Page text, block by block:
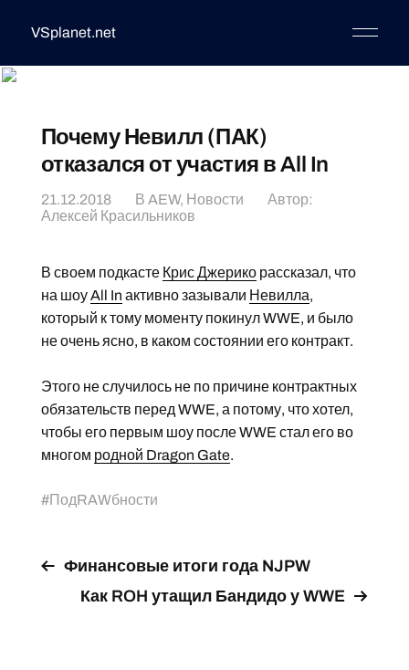
VSplanet.net
Почему Невилл (ПАК)
отказался от участия в All In
21.12.2018 В AEW, Новости
Автор:
Алексей Красильников
В своем подкасте Крис Джерикорассказал, что
на шоуAll In активно зазывали Невилла,
который к тому моменту покинул WWE, и было
не очень ясно, в каком состоянии его контракт.
Этого не случилось не по причине контрактных
обязательств перед WWE, а потому, что хотел,
чтобы его первым шоу после WWE стал его во
многом родной Dragon Gate.
#ПодRAWбности
Финансовые итоги года NJPW
Как ROH утащил Бандидо у WWE